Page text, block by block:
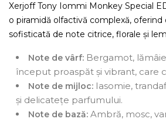
Xerjoff Tony Iommi Monkey Special
o piramidă olfactivă complexă,
sofisticată de note citrice, florale și
Note de vârf: Bergamot,
început proaspăt și vibrant, care
Note de mijloc: Iasomie,
și delicatețe parfumului.
Note de bază: Ambră, mosc,